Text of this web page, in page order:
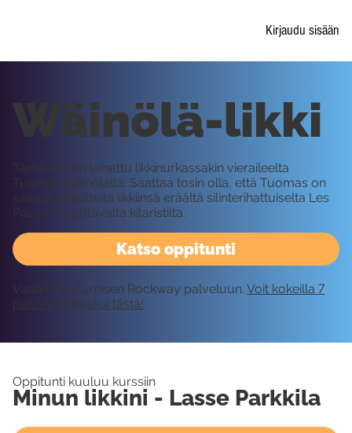
Kirjaudu sisään
Katso oppitunti
Wäinölä-likki
Tämä likki on lainattu likkinurkassakin vieraileelta
Tuomas Wäinölältä. Saattaa tosin olla, että Tuomas on
saanut vaikutteita likkiinsä eräältä silinterihattuiselta Les
Paulia vinguttavalta kitaristilta.
Vaatii kirjautumisen Rockway palveluun. Voit kokeilla 7
päivää ilmaiseksi tästä!
Oppitunti kuuluu kurssiin
Minun likkini - Lasse Parkkila